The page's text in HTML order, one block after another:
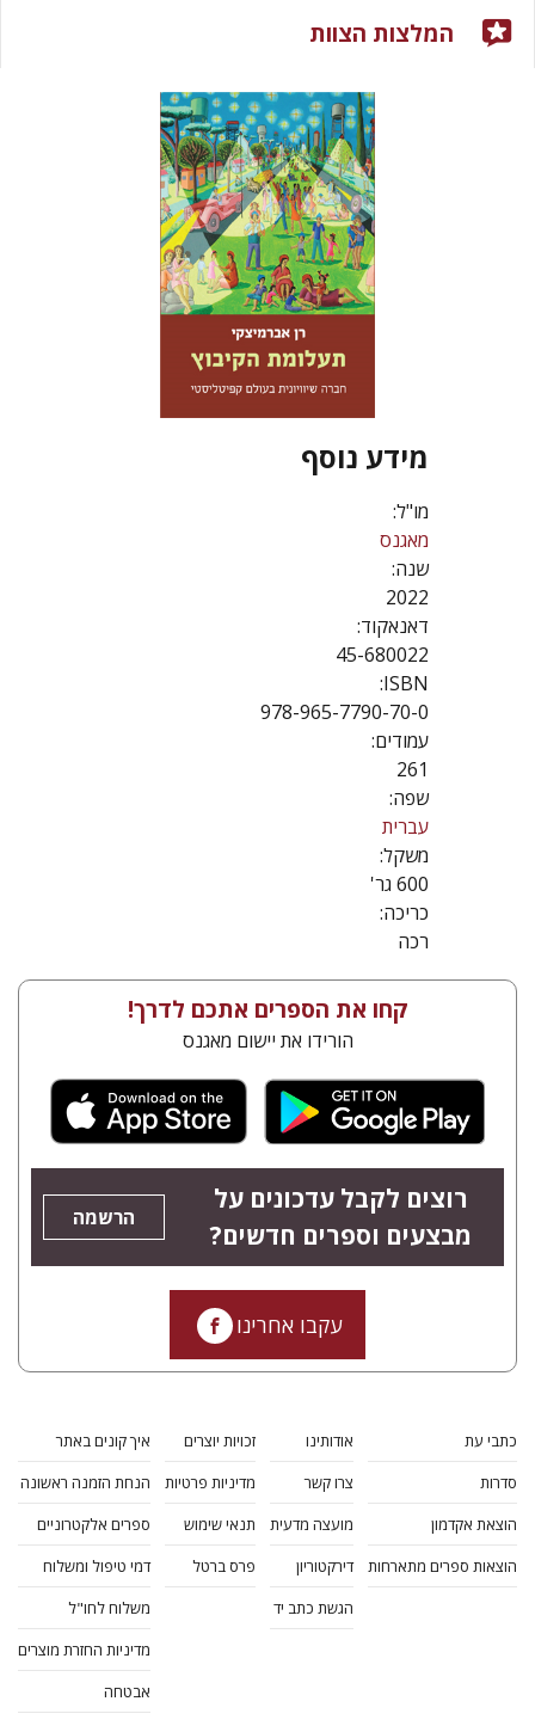
מידע נוסף
מו"ל:
מאגנס
שנה:
2022
דאנאקוד:
45-680022
ISBN:
978-965-7790-70-0
עמודים:
261
שפה:
עברית
משקל:
600 גר'
כריכה:
רכה
המלצות הצוות
קחו את הספרים אתכם לדרך!
הורידו את יישום מאגנס
רוצים לקבל עדכונים על
מבצעים וספרים חדשים?
הרשמה
עקבו אחרינו
כתבי עת
סדרות
הוצאת אקדמון
הוצאות ספרים מתארחות
אודותינו
צרו קשר
מועצה מדעית
דירקטוריון
הגשת כתב יד
זכויות יוצרים
מדיניות פרטיות
תנאי שימוש
פרס ברטל
איך קונים באתר
הנחת הזמנה ראשונה
ספרים אלקטרוניים
דמי טיפול ומשלוח
משלוח לחו"ל
מדיניות החזרת מוצרים
אבטחה